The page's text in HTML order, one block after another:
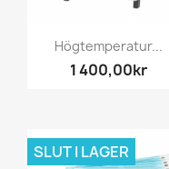
Högtemperatur...
1 400,00kr
SLUT I LAGER